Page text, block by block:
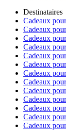
Destinataires
Cadeaux
Cadeaux
Cadeaux
Cadeaux
Cadeaux
Cadeaux
Cadeaux
Cadeaux
Cadeaux
Cadeaux
Cadeaux
Cadeaux
Cadeaux